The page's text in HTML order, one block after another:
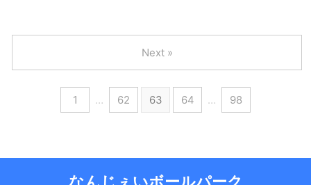
1 … 62 63 64 … 98
Next »